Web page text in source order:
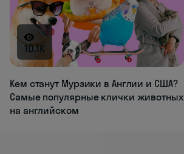
10.1K
Кем станут Мурзики в Англии и США?
Самые популярные клички животных
на английском